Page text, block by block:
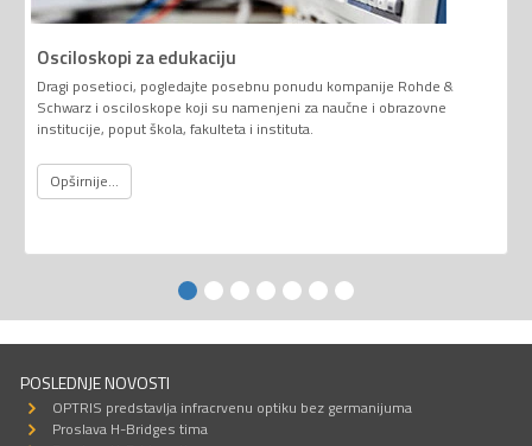
Osciloskopi za edukaciju
Dragi posetioci, pogledajte posebnu ponudu kompanije Rohde &
Schwarz i osciloskope koji su namenjeni za naučne i obrazovne
institucije, poput škola, fakulteta i instituta.
Opširnije...
POSLEDNJE NOVOSTI
OPTRIS predstavlja infracrvenu optiku bez germanijuma
Proslava H-Bridges tima